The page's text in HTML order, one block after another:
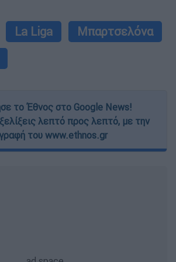
La Liga
Μπαρτσελόνα
το Έθνος στο Google News!
λεπτό προς λεπτό, με την
του www.ethnos.gr